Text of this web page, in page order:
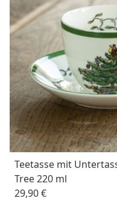
Teetasse mit
Tree 220 ml
29,90 €